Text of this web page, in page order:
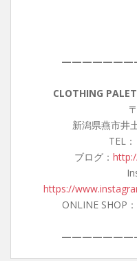
CLOTHING
新潟県燕市井
TEL
ブログ：
https://
ONLINE SHOP：